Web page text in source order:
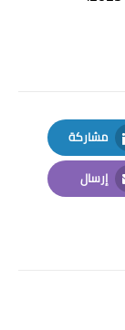
مشاركة
LinkedIn
إرسال
Email